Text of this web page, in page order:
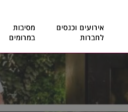
אירועים וכנסים
לחברות
מסיבות
במרומים